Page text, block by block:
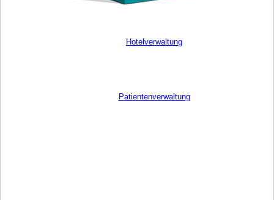
Hotelverwaltung